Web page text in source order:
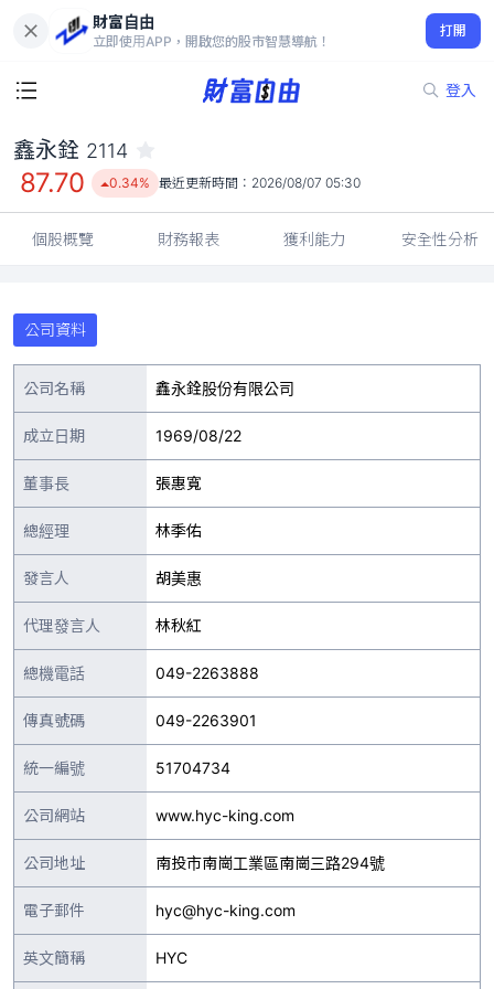
財富自由
立即使用APP，開啟您的股市智慧導航！
打開
登入
87.70
0.34%
鑫永銓 2114
87.70 0.34% 最近更新時間： 2026/08/07 05:30
個股概覽 財務報表 獲利能力 安全性分析
公司資料
公司名稱 鑫永銓股份有限公司
成立日期 1969/08/22
董事長 張惠寬
總經理 林季佑
發言人 胡美惠
代理發言人 林秋紅
總機電話 049-2263888
傳真號碼 049-2263901
統一編號 51704734
公司網站 www.hyc-king.com
公司地址 南投市南崗工業區南崗三路294號
電子郵件 hyc@hyc-king.com
英文簡稱 HYC